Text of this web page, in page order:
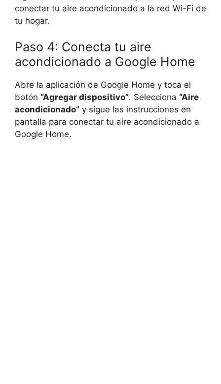
conectar tu aire acondicionado a la red Wi-Fi de
tu hogar.
Paso 4: Conecta tu aire
acondicionado a Google Home
Abre la aplicación de Google Home y toca el
botón “Agregar dispositivo”. Selecciona “Aire
acondicionado” y sigue las instrucciones en
pantalla para conectar tu aire acondicionado a
Google Home.